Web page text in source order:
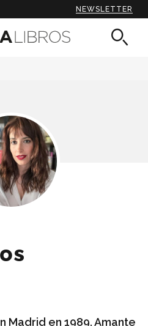
NEWSLETTER
Madrid en 1989. Amante